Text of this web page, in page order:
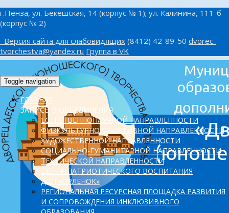
г.Пенза, ул. Бекешская, 14 (корпус № 1); ул. Калинина, 111-б
(корпус № 2)
Версия сайта для слабовидящих (8412) 42-89-50 dvorec-
tvorchestva@yandex.ru Группа в VK
Toggle navigation
ГЛАВНАЯ
ЗАПИСЬ В ОБЪЕДИНЕНИЯ
ЕСТЕСТВЕННОНАУЧНОЙ НАПРАВЛЕННОСТИ
ФИЗКУЛЬТУРНО-СПОРТИВНОЙ НАПРАВЛЕННОСТИ
ХУДОЖЕСТВЕННОЙ НАПРАВЛЕННОСТИ
СОЦИАЛЬНО-ГУМАНИТАРНОЙ НАПРАВЛЕННОСТИ
ТЕХНИЧЕСКОЙ НАПРАВЛЕННОСТИ
ЦЕНТР ПАТРИОТИЧЕСКОГО ВОСПИТАНИЯ
ДОЛ «ОРЛЕНОК»
PЕГИОНАЛЬНАЯ РЕСУРСНАЯ ПЛОЩАДКА РАЗВИТИЯ
И СОПРОВОЖДЕНИЯ ИНКЛЮЗИВНОГО